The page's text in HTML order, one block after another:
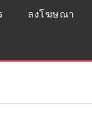
ลงโฆษณา